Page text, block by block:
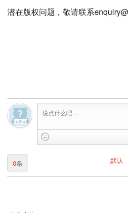
潜在版权问题，敬请联系
默认
0条